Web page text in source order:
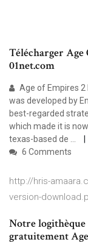
Télécharger Age
01net.com
Age of Empires 2
was developed by
best-regarded
which made it is
texas-based de ...
6 Comments
http://hris-
version-
Notre logithèque
gratuitement